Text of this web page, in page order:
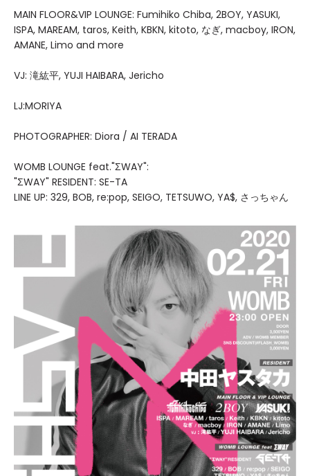
MAIN FLOOR&VIP LOUNGE: Fumihiko Chiba, 2BOY, YASUKI,
ISPA, MAREAM, taros, Keith, KBKN, kitoto, なぎ, macboy, IRON,
AMANE, Limo and more
VJ: 滝紘平, YUJI HAIBARA, Jericho
LJ:MORIYA
PHOTOGRAPHER: Diora / AI TERADA
WOMB LOUNGE feat."ΣWAY":
"ΣWAY" RESIDENT: SE-TA
LINE UP: 329, BOB, re:pop, SEIGO, TETSUWO, YA$, さっちゃん